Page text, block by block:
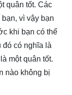
quân tốt. Các
vì vậy bạn
khi bạn có thể
đó có nghĩa là
một quân tốt.
nào không bị